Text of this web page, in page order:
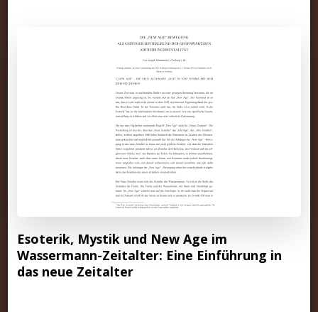
Esoterik, Mystik und New Age im
Wassermann-Zeitalter: Eine Einführung in
das neue Zeitalter